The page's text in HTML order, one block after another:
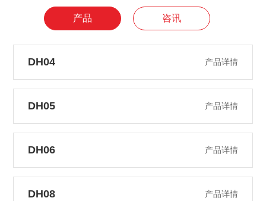
产品 咨讯
DH04 产品详情
DH05 产品详情
DH06 产品详情
DH08 产品详情